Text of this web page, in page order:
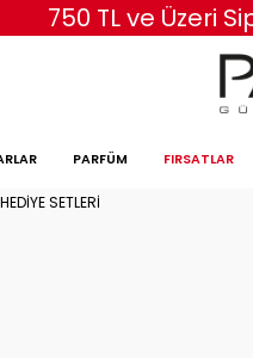
750 TL ve Üzeri
PARFÜM FIRSATLAR
SETLERİ